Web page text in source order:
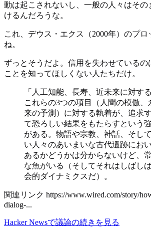
動は起こされないし、一般の人々はその
けるんだろうな。
これ、デウス・エクス（2000年）のプ
ね。
ずっとそうだよ。信用を失わせているの
ことを知ってほしくない人たちだけ。
「人工知能、長寿、近未来に対す
これらの3つの項目（人間の模倣、
来の予測）に対する執着が、追求
て恐ろしい結果をもたらすという
がある。物語や宗教、神話、そし
い人々のあいまいな古代遺跡にお
あるかどうかは分からないけど、
な魚がいる（そしてそれはしばし
会的ダイナミクスだ）。
関連リンク https://www.wired.com/story/
dialog-...
Hacker Newsで議論の続きを見る